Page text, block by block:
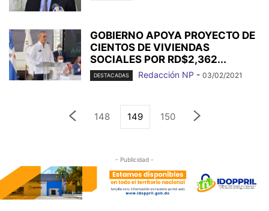
GOBIERNO APOYA PROYECTO DE
CIENTOS DE VIVIENDAS
SOCIALES POR RD$2,362...
DESTACADAS Redacción NP - 03/02/2021
148 149 150
- Publicidad -